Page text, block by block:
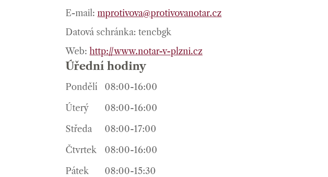
E-mail:mprotivova@protivovanotar.cz
Datová schránka: tencbgk
Web:http://www.notar-v-plzni.cz
Úřední hodiny
Pondělí
08:00-16:00
Úterý
08:00-16:00
Středa
08:00-17:00
Čtvrtek
08:00-16:00
Pátek
08:00-15:30